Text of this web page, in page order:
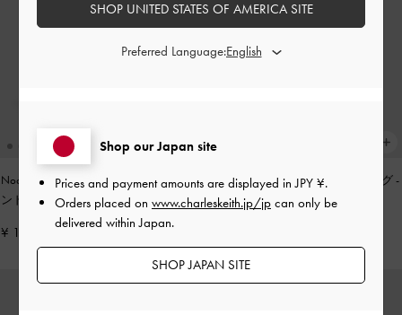
Noane ノアン イーロンゲイティドハ
ンドルショルダーバッグ -ワインベリ
¥ 13,900
Zephy ゼフィ タッセル トートバッグ-
ブラック
Shop our Japan site
Prices and payment amounts are displayed inJPY ¥.
Orders placed on www.charleskeith.jp/jp can only be
delivered within Japan.
SHOP JAPAN SITE
SHOP UNITED STATES OF AMERICA SITE
Preferred Language: